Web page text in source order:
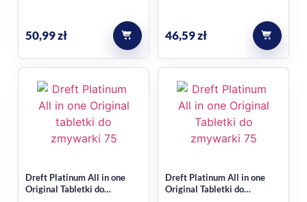
50,99zł 46,59zł
Dreft Platinum All in one
Original Tabletki do
Dreft Platinum All in one
Original Tabletki do